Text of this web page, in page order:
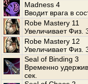
Madness 4
Вводит врага в
Robe Mastery 11
Увеличивает Физ.
Robe Mastery 12
Увеличивает Физ.
Seal of Binding 3
Временно
сек.